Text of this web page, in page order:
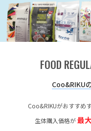
FOOD
Coo&RIKU
Coo&RIKUがおすすめ
生体購入価格が最